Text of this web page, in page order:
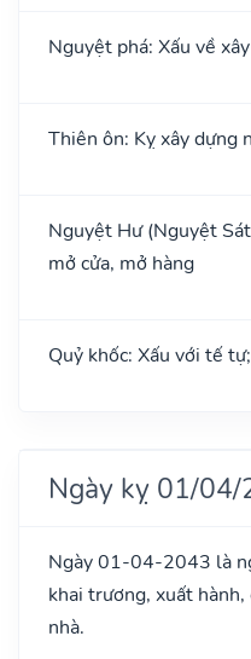
Nguyệt phá: Xấu về
Thiên ôn: Kỵ xây dựng
Nguyệt Hư (Nguyệt
mở cửa, mở hàng
Quỷ khốc: Xấu với tế
Ngày kỵ 01/
Ngày 01-04-2043 là
khai trương, xuất hành,
nhà.